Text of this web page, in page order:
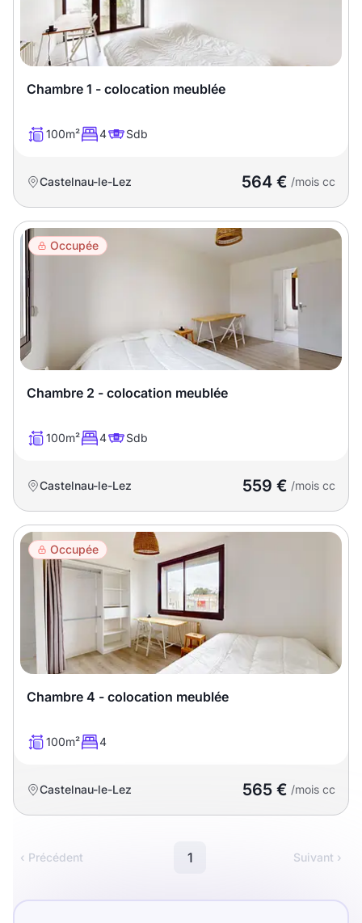
Chambre 1 - colocation meublée
100m² 4 Sdb
Castelnau-le-Lez 564 € /mois cc
Occupée
Chambre 2 - colocation meublée
100m² 4 Sdb
Castelnau-le-Lez 559 € /mois cc
Occupée
Chambre 4 - colocation meublée
100m² 4
Castelnau-le-Lez 565 € /mois cc
‹ Précédent 1 Suivant ›